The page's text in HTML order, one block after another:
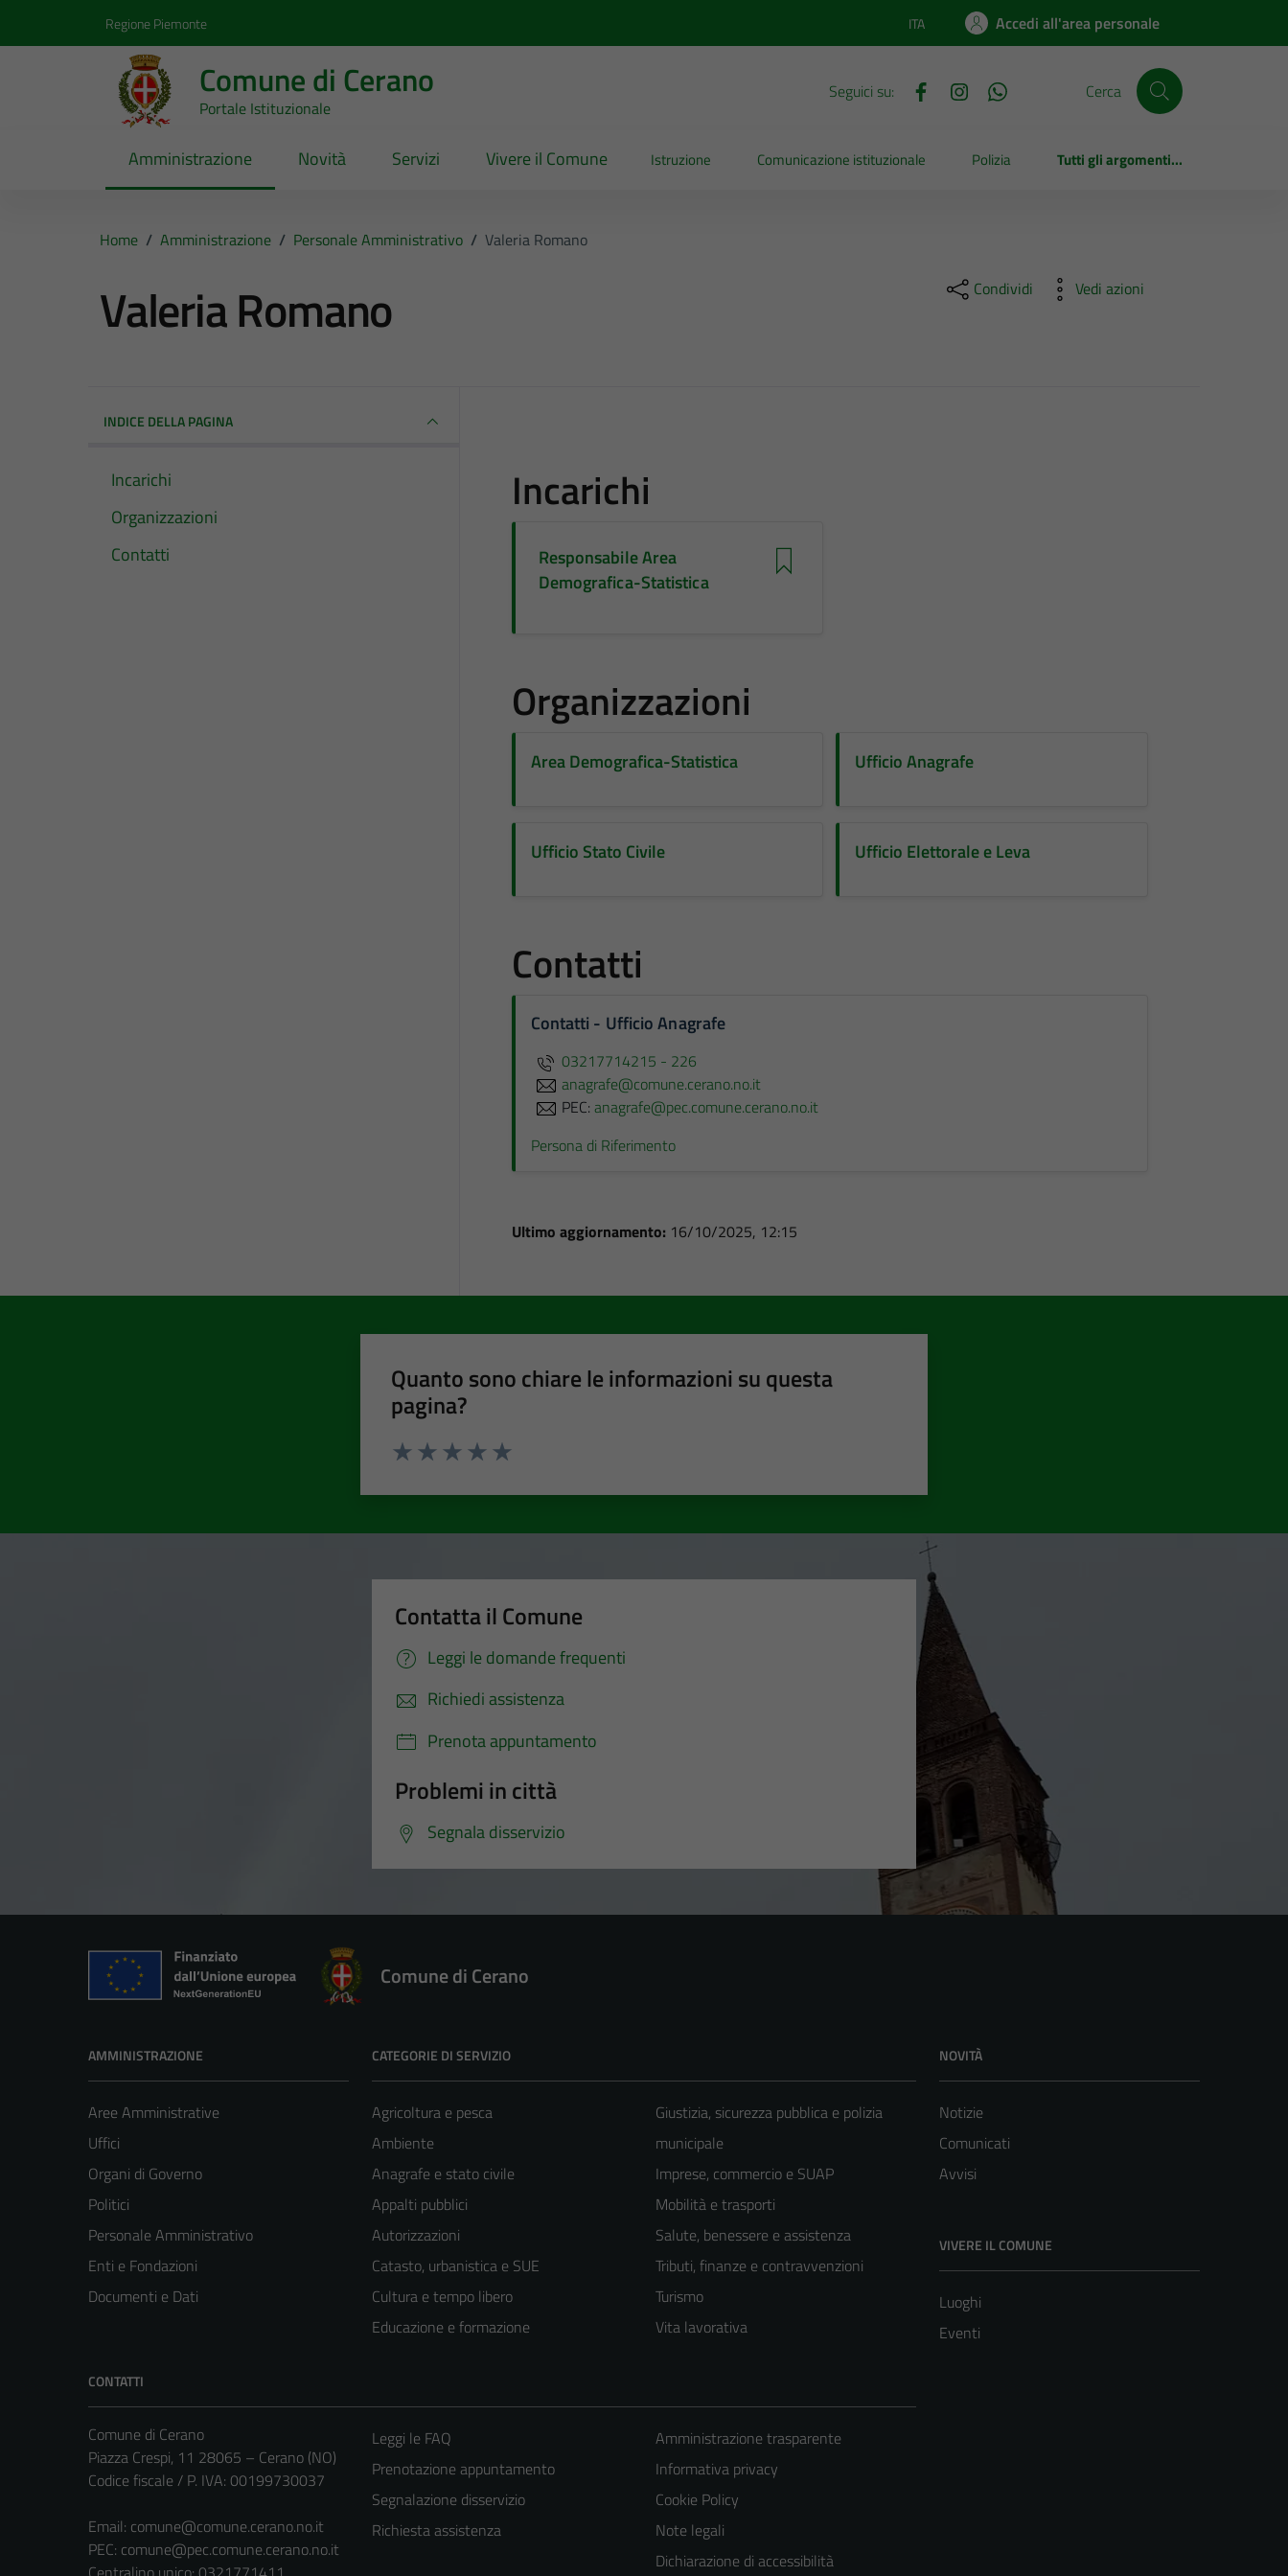
Regione Piemonte Lingua attiva:
ITA Accedi all'area personale
Comune di Cerano
Portale Istituzionale
Seguici su: Cerca
Amministrazione Novità Servizi Vivere il Comune Istruzione Comunicazione istituzionale Polizia Tutti gli argomenti...
Home / Amministrazione / Personale Amministrativo / Valeria Romano
Valeria Romano Condividi Vedi azioni
INDICE DELLA PAGINA
Incarichi
Organizzazioni
Contatti
Incarichi
Responsabile Area
Demografica-Statistica
Organizzazioni
Area Demografica-Statistica Ufficio Anagrafe
Ufficio Stato Civile Ufficio Elettorale e Leva
Contatti
Contatti - Ufficio Anagrafe
03217714215 - 226
anagrafe@comune.cerano.no.it
PEC: anagrafe@pec.comune.cerano.no.it
Persona di Riferimento
Ultimo aggiornamento: 16/10/2025, 12:15
Quanto sono chiare le informazioni su questa
pagina?
Contatta il Comune
Leggi le domande frequenti
Richiedi assistenza
Prenota appuntamento
Problemi in città
Segnala disservizio
Comune di Cerano
AMMINISTRAZIONE
Aree Amministrative
Uffici
Organi di Governo
Politici
Personale Amministrativo
Enti e Fondazioni
Documenti e Dati
CATEGORIE DI SERVIZIO
Agricoltura e pesca
Ambiente
Anagrafe e stato civile
Appalti pubblici
Autorizzazioni
Catasto, urbanistica e SUE
Cultura e tempo libero
Educazione e formazione
Giustizia, sicurezza pubblica e polizia
municipale
Imprese, commercio e SUAP
Mobilità e trasporti
Salute, benessere e assistenza
Tributi, finanze e contravvenzioni
Turismo
Vita lavorativa
NOVITÀ
Notizie
Comunicati
Avvisi
VIVERE IL COMUNE
Luoghi
Eventi
CONTATTI
Comune di Cerano
Piazza Crespi, 11 28065 – Cerano (NO)
Codice fiscale / P. IVA: 00199730037
Email: comune@comune.cerano.no.it
PEC: comune@pec.comune.cerano.no.it
Leggi le FAQ
Prenotazione appuntamento
Segnalazione disservizio
Richiesta assistenza
Amministrazione trasparente
Informativa privacy
Cookie Policy
Note legali
Dichiarazione di accessibilità